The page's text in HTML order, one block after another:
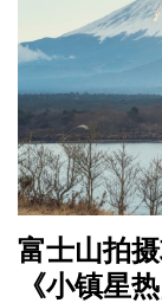
富士山拍
《小镇星